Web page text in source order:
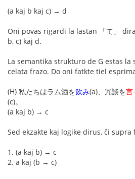
(a kaj b kaj c) → d
Oni povas rigardi la lastan 「て」
b, c) kaj d.
La semantika strukturo de G estas la
celata frazo. Do oni fatkte tiel
(H) 私たちはラム酒を飲み(a)、冗談を言
(c)。
(a kaj b) → c
Sed ekzakte kaj logike dirus, ĉi supra
1. (a kaj b) → c
2. a kaj (b → c)